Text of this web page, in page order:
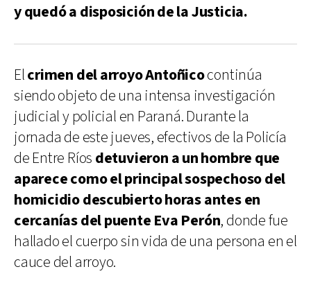
y quedó a disposición de la Justicia.
Elcrimen del arroyo Antoñicocontinúa
siendo objeto de una intensa investigación
judicial y policial en Paraná. Durante la
jornada de este jueves, efectivos de la Policía
de Entre Ríos detuvieron a un hombre que
aparece como el principal sospechoso del
homicidio descubierto horas antes en
cercanías del puente Eva Perón, donde fue
hallado el cuerpo sin vida de una persona en el
cauce del arroyo.